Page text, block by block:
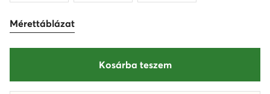
Mérettáblázat
Kosárba teszem